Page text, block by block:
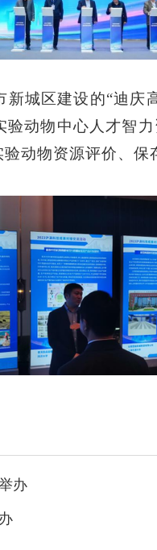
新城区建设的“迪庆
动物中心人才智
动物资源评价、保
办